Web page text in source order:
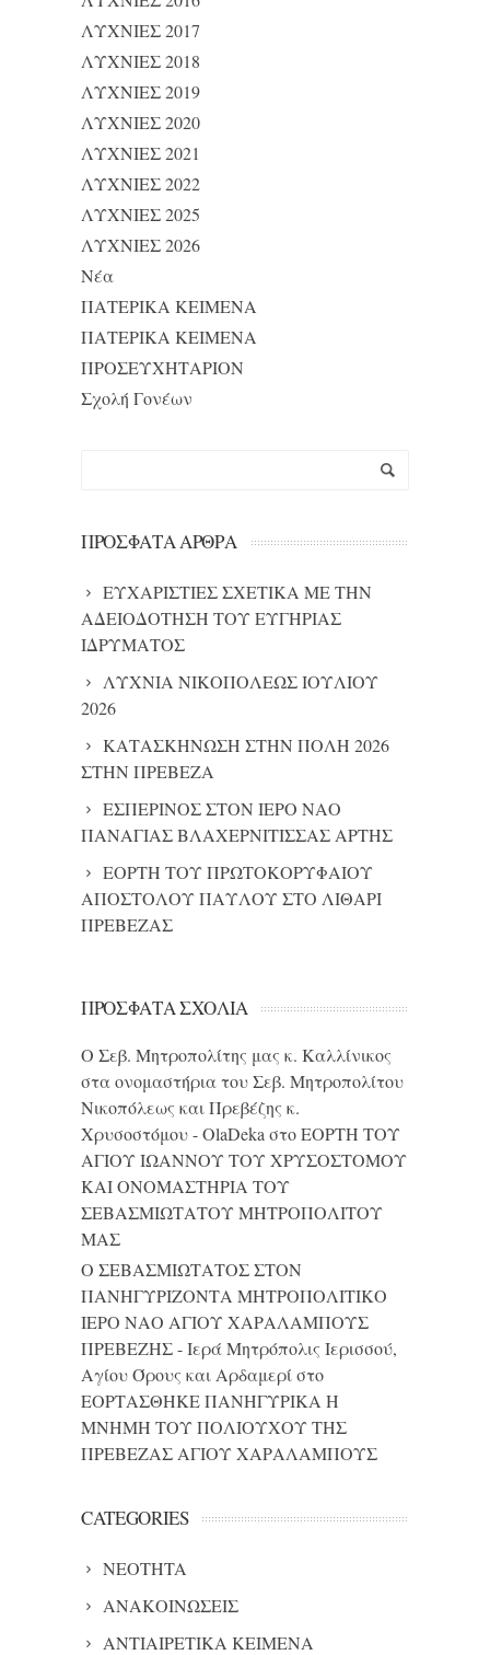
ΛΥΧΝΙΕΣ 2017
ΛΥΧΝΙΕΣ 2018
ΛΥΧΝΙΕΣ 2019
ΛΥΧΝΙΕΣ 2020
ΛΥΧΝΙΕΣ 2021
ΛΥΧΝΙΕΣ 2022
ΛΥΧΝΙΕΣ 2025
ΛΥΧΝΙΕΣ 2026
Νέα
ΠΑΤΕΡΙΚΑ ΚΕΙΜΕΝΑ
ΠΑΤΕΡΙΚΑ ΚΕΙΜΕΝΑ
ΠΡΟΣΕΥΧΗΤΑΡΙΟΝ
Σχολή Γονέων
ΠΡΌΣΦΑΤΑ ΆΡΘΡΑ
ΕΥΧΑΡΙΣΤΙΕΣ ΣΧΕΤΙΚΑ ΜΕ ΤΗΝ
ΑΔΕΙΟΔΟΤΗΣΗ ΤΟΥ ΕΥΓΗΡΙΑΣ
ΙΔΡΥΜΑΤΟΣ
ΛΥΧΝΙΑ ΝΙΚΟΠΟΛΕΩΣ ΙΟΥΛΙΟΥ
2026
ΚΑΤΑΣΚΗΝΩΣΗ ΣΤΗΝ ΠΟΛΗ 2026
ΣΤΗΝ ΠΡΕΒΕΖΑ
ΕΣΠΕΡΙΝΟΣ ΣΤΟΝ ΙΕΡΟ ΝΑΟ
ΠΑΝΑΓΙΑΣ ΒΛΑΧΕΡΝΙΤΙΣΣΑΣ ΑΡΤΗΣ
ΕΟΡΤΗ ΤΟΥ ΠΡΩΤΟΚΟΡΥΦΑΙΟΥ
ΑΠΟΣΤΟΛΟΥ ΠΑΥΛΟΥ ΣΤΟ ΛΙΘΑΡΙ
ΠΡΕΒΕΖΑΣ
ΠΡΌΣΦΑΤΑ ΣΧΌΛΙΑ
Ο Σεβ. Μητροπολίτης μας κ. Καλλίνικος
στα ονομαστήρια του Σεβ. Μητροπολίτου
Νικοπόλεως και Πρεβέζης κ.
Χρυσοστόμου - OlaDeka στοΕΟΡΤΗ ΤΟΥ
ΑΓΙΟΥ ΙΩΑΝΝΟΥ ΤΟΥ ΧΡΥΣΟΣΤΟΜΟΥ
ΚΑΙ ONΟΜΑΣΤΗΡΙΑ ΤΟΥ
ΣΕΒΑΣΜΙΩΤΑΤΟΥ ΜΗΤΡΟΠΟΛΙΤΟΥ
ΜΑΣ
Ο ΣΕΒΑΣΜΙΩΤΑΤΟΣ ΣΤΟΝ
ΠΑΝΗΓΥΡΙΖΟΝΤΑ ΜΗΤΡΟΠΟΛΙΤΙΚΟ
ΙΕΡΟ ΝΑΟ ΑΓΙΟΥ ΧΑΡΑΛΑΜΠΟΥΣ
ΠΡΕΒΕΖΗΣ - Ιερά Μητρόπολις Ιερισσού,
Αγίου Όρους και Αρδαμερίστο
ΕΟΡΤΑΣΘΗΚΕ ΠΑΝΗΓΥΡΙΚΑ Η
ΜΝΗΜΗ ΤΟΥ ΠΟΛΙΟΥΧΟΥ ΤΗΣ
ΠΡΕΒΕΖΑΣ ΑΓΙΟΥ ΧΑΡΑΛΑΜΠΟΥΣ
CATEGORIES
NEOTHTA
ΑΝΑΚΟΙΝΩΣΕΙΣ
ΑΝΤΙΑΙΡΕΤΙΚΑ ΚΕΙΜΕΝΑ